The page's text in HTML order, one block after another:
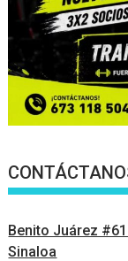
Benito Juárez
Sinaloa